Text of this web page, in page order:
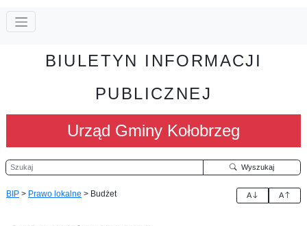
BIULETYN INFORMACJI
PUBLICZNEJ
Urząd Gminy Kołobrzeg
Szukaj Wyszukaj
BIP > Prawo lokalne > Budżet A A